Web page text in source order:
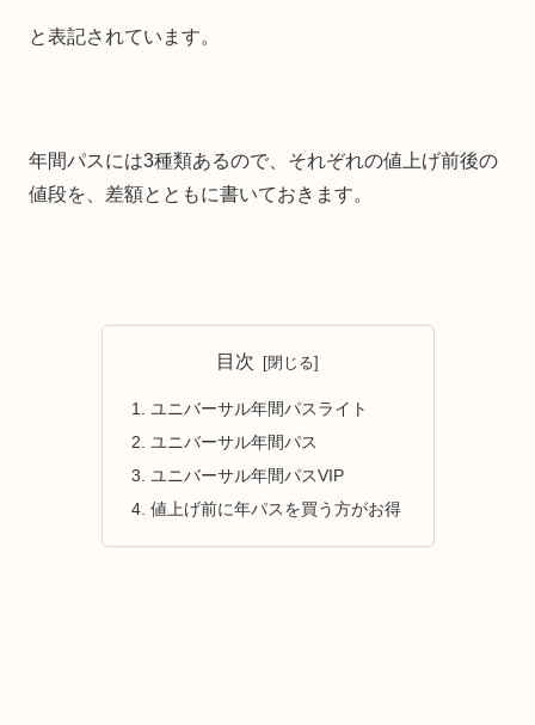
と表記されています。
年間パスには3種類あるので、それぞれの値上げ前後の
値段を、差額とともに書いておきます。
目次
ユニバーサル年間パスライト
ユニバーサル年間パス
ユニバーサル年間パスVIP
値上げ前に年パスを買う方がお得